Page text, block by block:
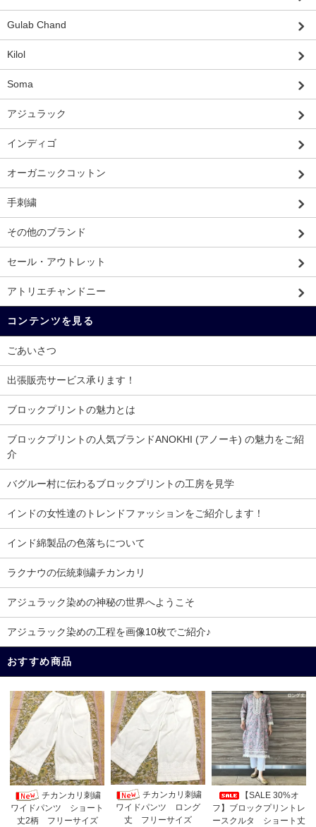
Gulab Chand
Kilol
Soma
アジュラック
インディゴ
オーガニックコットン
手刺繍
その他のブランド
セール・アウトレット
アトリエチャンドニー
コンテンツを見る
ごあいさつ
出張販売サービス承ります！
ブロックプリントの魅力とは
ブロックプリントの人気ブランドANOKHI (アノーキ) の魅力をご紹
介
バグルー村に伝わるブロックプリントの工房を見学
インドの女性達のトレンドファッションをご紹介します！
インド綿製品の色落ちについて
ラクナウの伝統刺繍チカンカリ
アジュラック染めの神秘の世界へようこそ
アジュラック染めの工程を画像10枚でご紹介♪
おすすめ商品
チカンカリ刺繍
ワイドパンツ ショート
丈2柄 フリーサイズ
チカンカリ刺繍
ワイドパンツ ロング
丈 フリーサイズ
【SALE 30%オ
フ】ブロックプリントレ
ースクルタ ショート丈